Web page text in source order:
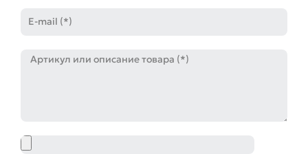
mail
Артикул
Файл